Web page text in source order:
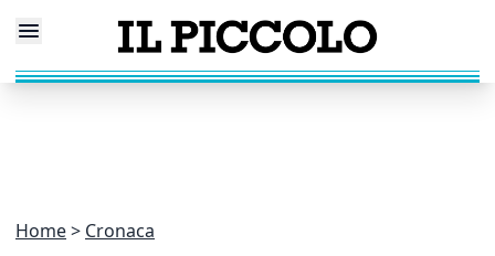
Home Cronaca